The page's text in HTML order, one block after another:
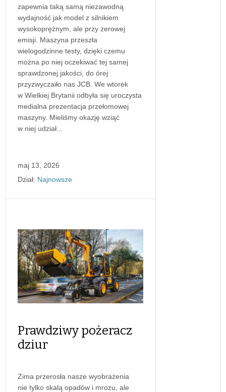
zapewnia taką samą niezawodną
wydajność jak model z silnikiem
wysokoprężnym, ale przy zerowej
emisji. Maszyna przeszła
wielogodzinne testy, dzięki czemu
można po niej oczekiwać tej samej
sprawdzonej jakości, do órej
przyzwyczaiło nas JCB. We wtorek
w Wielkiej Brytanii odbyła się uroczysta
medialna prezentacja przełomowej
maszyny. Mieliśmy okazję wziąć
w niej udział...
maj 13, 2026
Dział: Najnowsze
Prawdziwy pożeracz
dziur
Zima przerosła nasze wyobrażenia
nie tylko skalą opadów i mrozu, ale